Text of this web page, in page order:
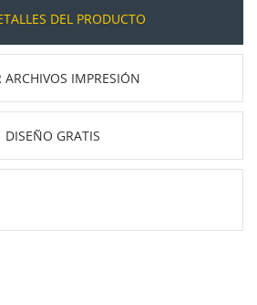
DEL PRODUCTO
ARCHIVOS IMPRESIÓN
DISEÑO GRATIS